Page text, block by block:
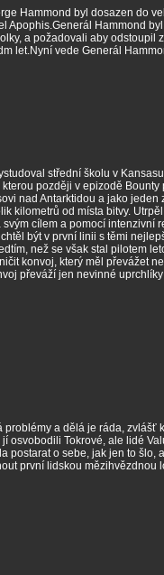
Hammond byl dosazen do
Apophis.Generál Hammond
a požadovali aby odstoupil
let.Nyní vede Generál
střední školu v
později v epizodě
nad Antarktidou a jako
kilometrů od místa bitvy.
svým cílem a pomocí intenzivní
být v první linii s těmi
než se však stal pilotem
konvoj, který měl převážet
převáží jen nevinné
problémy a dělá je ráda, zvlášť
jí osvobodili Tokrové, ale lidé
postarat o sebe, jak jen to šlo,
první lidskou mězihvězdnou